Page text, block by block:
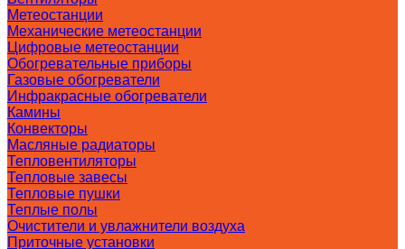
Метеостанции
Механические метеостанции
Цифровые метеостанции
Обогревательные приборы
Газовые обогреватели
Инфракрасные обогреватели
Камины
Конвекторы
Масляные радиаторы
Тепловентиляторы
Тепловые завесы
Тепловые пушки
Теплые полы
Очистители и увлажнители воздуха
Приточные установки